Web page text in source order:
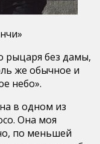
рыцаря без дамы,
же обычное и
небо».
в одном из
Она моя
по меньшей